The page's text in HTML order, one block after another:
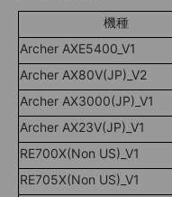
機種
Archer AXE5400_V1
Archer AX80V(JP)_V2
Archer AX3000(JP)_V1
Archer AX23V(JP)_V1
RE700X(Non US)_V1
RE705X(Non US)_V1